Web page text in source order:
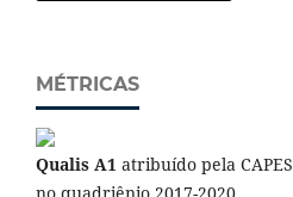
MÉTRICAS
Qualis A1 atribuído pela CAPES